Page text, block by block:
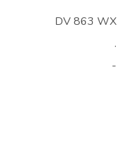
DV 863 WX
.
-